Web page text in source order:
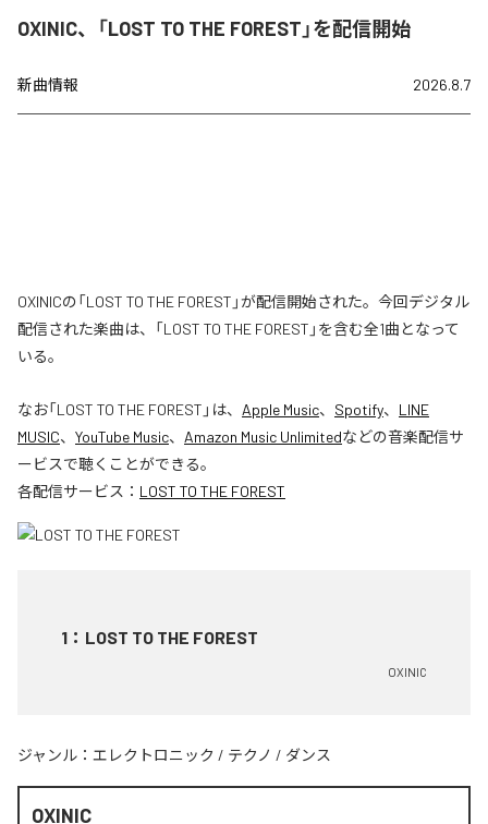
OXINIC、「LOST TO THE FOREST」を配信開始
新曲情報 2026.8.7
OXINICの「LOST TO THE FOREST」が配信開始された。今回デジタル
配信された楽曲は、「LOST TO THE FOREST」を含む全1曲となって
いる。
なお「LOST TO THE FOREST 」は、 Apple Music、 Spotify、 LINE
MUSIC、 YouTube Music、 Amazon Music Unlimitedなどの音楽配信サ
ービスで聴くことができる。
各配信サービス： LOST TO THE FOREST
1 ： LOST TO THE FOREST
OXINIC
ジャンル： エレクトロニック / テクノ / ダンス
OXINIC